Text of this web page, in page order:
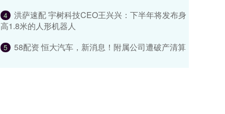
4
洪萨速配 宇树科技CEO王兴兴：下半年将发布身
高1.8米的人形机器人
5 58配资 恒大汽车，新消息！附属公司遭破产清算